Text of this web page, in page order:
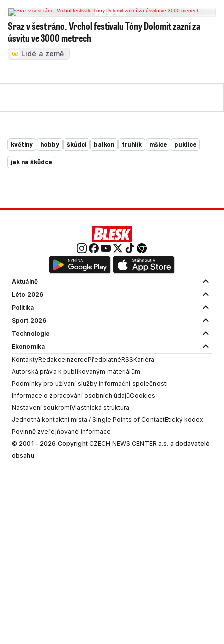
Sraz v šest ráno. Vrchol festivalu Tóny Dolomit zazní za
úsvitu ve 3000 metrech
Lidé a země
květiny hobby škůdci balkon truhlík mšice puklice
jak na škůdce
Aktuálně
Léto 2026
Politika
Sport 2026
Technologie
Ekonomika
KontaktyRedakceInzercePředplatnéRSSKariéra
Autorská práva k publikovaným materiálům
Podmínky pro užívání služby informační společnosti
Informace o zpracování osobních údajůCookies
Nastavení soukromíVlastnická struktura
Jednotná kontaktní místa / Single Points of ContactEtický kodex
Povinně zveřejňované informace
© 2001 - 2026 Copyright CZECH NEWS CENTER a.s. a dodavatelé
obsahu